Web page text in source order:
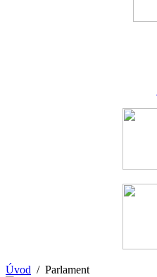
Úvod / Parlament